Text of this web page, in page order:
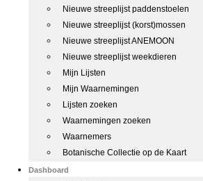
Nieuwe streeplijst paddenstoelen
Nieuwe streeplijst (korst)mossen
Nieuwe streeplijst ANEMOON
Nieuwe streeplijst weekdieren
Mijn Lijsten
Mijn Waarnemingen
Lijsten zoeken
Waarnemingen zoeken
Waarnemers
Botanische Collectie op de Kaart
Dashboard